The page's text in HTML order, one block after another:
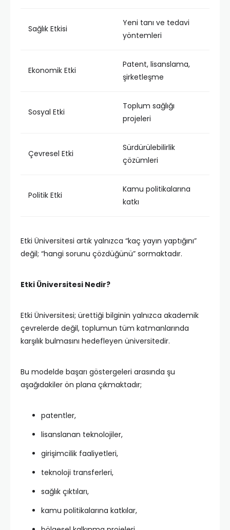
Sağlık Etkisi
Yeni tanı ve tedavi
yöntemleri
Ekonomik Etki
Patent, lisanslama,
şirketleşme
Sosyal Etki
Toplum sağlığı
projeleri
Çevresel Etki
Sürdürülebilirlik
çözümleri
Politik Etki
Kamu politikalarına
katkı
Etki Üniversitesi artık yalnızca “kaç yayın yaptığını”
değil; “hangi sorunu çözdüğünü” sormaktadır.
Etki Üniversitesi Nedir?
Etki Üniversitesi; ürettiği bilginin yalnızca akademik
çevrelerde değil, toplumun tüm katmanlarında
karşılık bulmasını hedefleyen üniversitedir.
Bu modelde başarı göstergeleri arasında şu
aşağıdakiler ön plana çıkmaktadır;
patentler,
lisanslanan teknolojiler,
girişimcilik faaliyetleri,
teknoloji transferleri,
sağlık çıktıları,
kamu politikalarına katkılar,